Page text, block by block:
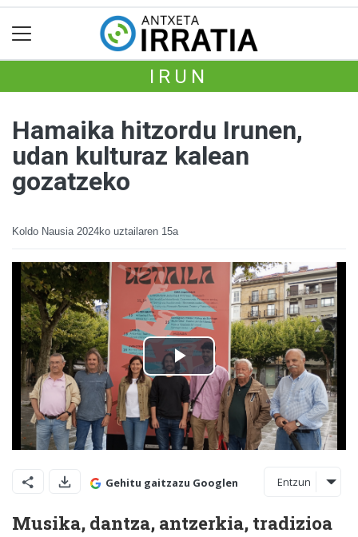
IRUN
Hamaika hitzordu Irunen,
udan kulturaz kalean
gozatzeko
Koldo Nausia 2024ko uztailaren 15a
Gehitu gaitzazu Googlen Entzun
Musika, dantza, antzerkia, tradizioa